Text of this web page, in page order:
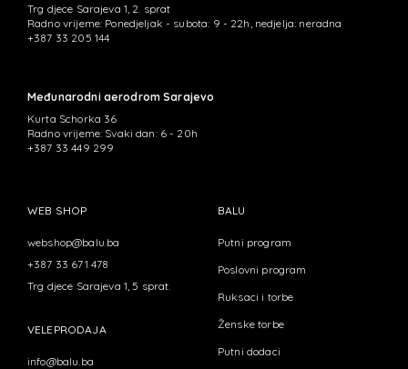
Trg djece Sarajeva 1, 2. sprat
Radno vrijeme: Ponedjeljak - subota: 9 - 22h, nedjelja: neradna
+387 33 205 144
Međunarodni aerodrom Sarajevo
Kurta Schorka 36
Radno vrijeme: Svaki dan: 6 - 20h
+387 33 449 299
WEB SHOP
webshop@balu.ba
+387 33 671 478
Trg djece Sarajeva 1, 5 sprat.
VELEPRODAJA
info@balu.ba
BALU
Putni program
Poslovni program
Ruksaci i torbe
Ženske torbe
Putni dodaci